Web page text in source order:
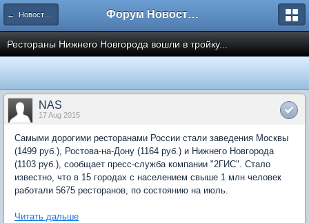
← Новости рынка недвижимости Форум Новостройки
Рестораны Нижнего Новгорода вошли в тройку...
NAS
17 Aug 2015
Самыми дорогими ресторанами России стали заведения Москвы
(1499 руб.), Ростова-на-Дону (1164 руб.) и Нижнего Новгорода
(1103 руб.), сообщает пресс-служба компании "2ГИС". Стало
известно, что в 15 городах с населением свыше 1 млн человек
работали 5675 ресторанов, по состоянию на июль.
Читать дальше